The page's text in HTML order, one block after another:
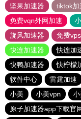
坚果加速器
tiktok加
免费vqn外网加速
旋风加速器
免费
快连加速器
快连加
快鸭加速器
快柠檬
软件中心
雷霆加速
小美
小美vpn
原子加速器app下载官